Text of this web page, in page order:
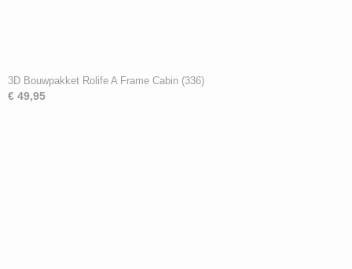
3D Bouwpakket Rolife A Frame Cabin (336)
€ 49,95